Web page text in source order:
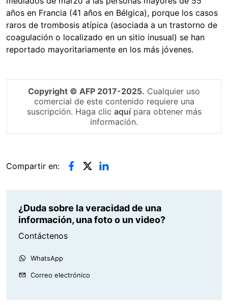
años en Francia (41 años en Bélgica), porque los casos
raros de trombosis atípica (asociada a un trastorno de
coagulación o localizado en un sitio inusual) se han
reportado mayoritariamente en los más jóvenes.
Copyright © AFP 2017-2025. Cualquier uso
comercial de este contenido requiere una
suscripción. Haga clic aquípara obtener más
información.
Compartir en:
¿Duda sobre la veracidad de una
información, una foto o un video?
Contáctenos
WhatsApp
Correo electrónico